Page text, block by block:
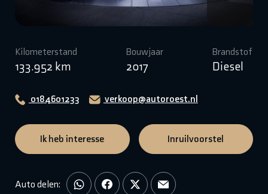
Kilometerstand
133.952 km
Bouwjaar
2017
Brandstof
Diesel
0184601233 verkoop@autoroest.nl
Ik heb interesse Inruilvoorstel
Auto delen: